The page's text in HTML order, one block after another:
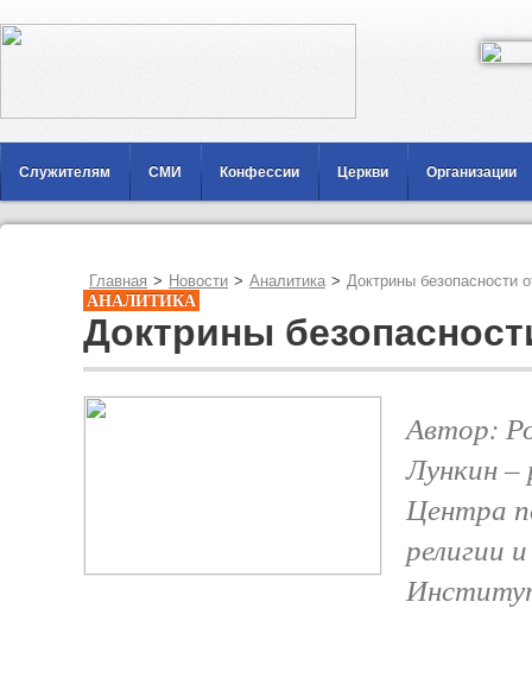
Служителям СМИ Конфессии Церкви Организации
Главная > Новости > Аналитика > Доктрины безопасности
АНАЛИТИКА
Доктрины
Автор:
Лункин –
Центра
религии